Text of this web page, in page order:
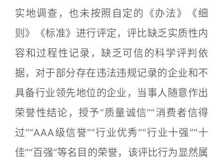
实地调查，也未按照自定的《办法》《细
则》《标准》进行评定，评比缺乏实质性内
容和过程性记录，缺乏可信的科学评判依
据，对于部分存在违法违规记录的企业和不
具备行业领先地位的企业，当事人随意作出
荣誉性结论，授予“质量诚信”“消费者信得
过”“AAA级信誉”“行业优秀”“行业十强”“十
佳”“百强”等名目的荣誉，该评比行为显然属